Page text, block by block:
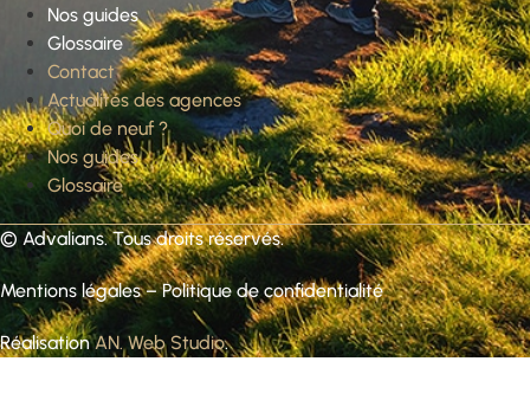
Nos guides
Glossaire
Contact
Actualités des agences
Quoi de neuf ?
Nos guides
Glossaire
© Advalians. Tous droits réservés.
Mentions légales–Politique de confidentialité
RéalisationAN. Web Studio.